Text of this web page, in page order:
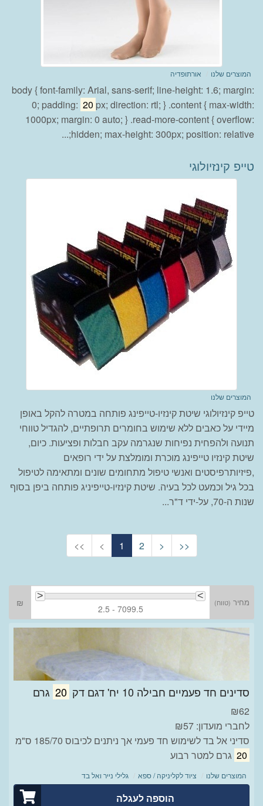
המוצרים שלנו אורתופדיה
body { font-family: Arial, sans-serif; line-height: 1.6; margin:
0; padding: 20 px; direction: rtl; } .content { max-width:
1000px; margin: 0 auto; } .read-more-content { overflow:
hidden; max-height: 300px; position: relative;...
טייפ קינזיולוגי
המוצרים שלנו
טייפ קינזיולוגי שיטת קינזיו-טייפינג פותחה במטרה להקל באופן
מיידי על כאבים ללא שימוש בחומרים תרופתיים, להגדיל טווחי
תנועה ולהפחית נפיחות שנגרמה עקב חבלות ופציעות. כיום,
שיטת קינזיו טייפינג מוכרת ומומלצת על ידי רופאים
,פיזיותרפיסטים ואנשי טיפול מתחומים שונים ומתאימה לטיפול
בכל גיל וכמעט לכל בעיה. שיטת קינזיו-טייפיניג פותחה ביפן בסוף
שנות ה-70, על-ידי ד"ר...
<< < 1 2 > >>
מחיר (טווח)
2.5 - 7099.5
₪
סדינים חד פעמיים חבילה 10 יח' דגם דק 20 גרם
₪62
לחברי מועדון: ₪57
סדיני אל בד לשימוש חד פעמי אך ניתנים לכיבוס 185/70 ס"מ
20 גרם למטר רבוע
המוצרים שלנו ציוד לקליניקה / ספא גלילי נייר ואל בד
הוספה לעגלה